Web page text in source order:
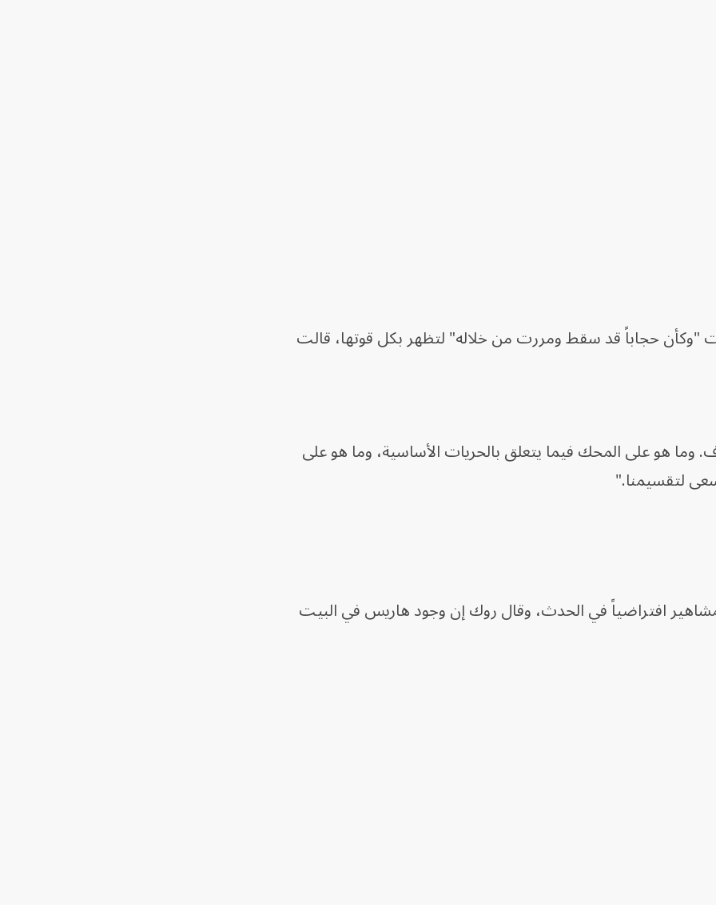
حجاباً قد سقط ومررت من خلاله" لتظهر بكل قوتها، قالت
هو على المحك فيما يتعلق بالحريات الأساسية، وما هو على
لتقسيمنا."
افتراضياً في الحدث، وقال روك إن وجود هاريس في البيت